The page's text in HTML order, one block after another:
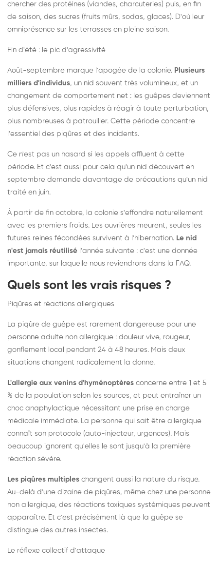
chercher des protéines (viandes, charcuteries) puis, en fin
de saison, des sucres (fruits mûrs, sodas, glaces). D'où leur
omniprésence sur les terrasses en pleine saison.
Fin d'été : le pic d'agressivité
Août-septembre marque l'apogée de la colonie. Plusieurs
milliers d'individus, un nid souvent très volumineux, et un
changement de comportement net : les guêpes deviennent
plus défensives, plus rapides à réagir à toute perturbation,
plus nombreuses à patrouiller. Cette période concentre
l'essentiel des piqûres et des incidents.
Ce n'est pas un hasard si les appels affluent à cette
période. Et c'est aussi pour cela qu'un nid découvert en
septembre demande davantage de précautions qu'un nid
traité en juin.
À partir de fin octobre, la colonie s'effondre naturellement
avec les premiers froids. Les ouvrières meurent, seules les
futures reines fécondées survivent à l'hibernation. Le nid
n'est jamais réutilisé l'année suivante : c'est une donnée
importante, sur laquelle nous reviendrons dans la FAQ.
Quels sont les vrais risques ?
Piqûres et réactions allergiques
La piqûre de guêpe est rarement dangereuse pour une
personne adulte non allergique : douleur vive, rougeur,
gonflement local pendant 24 à 48 heures. Mais deux
situations changent radicalement la donne.
L'allergie aux venins d'hyménoptères concerne entre 1 et 5
% de la population selon les sources, et peut entraîner un
choc anaphylactique nécessitant une prise en charge
médicale immédiate. La personne qui sait être allergique
connaît son protocole (auto-injecteur, urgences). Mais
beaucoup ignorent qu'elles le sont jusqu'à la première
réaction sévère.
Les piqûres multiples changent aussi la nature du risque.
Au-delà d'une dizaine de piqûres, même chez une personne
non allergique, des réactions toxiques systémiques peuvent
apparaître. Et c'est précisément là que la guêpe se
distingue des autres insectes.
Le réflexe collectif d'attaque